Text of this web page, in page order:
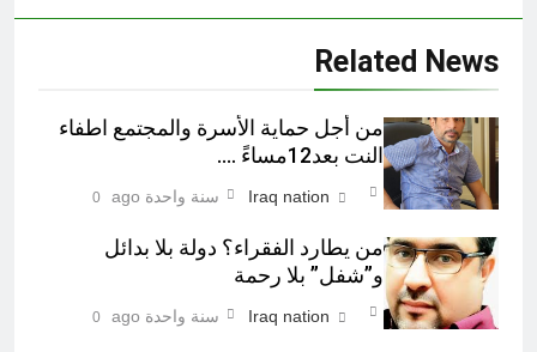
Related News
من أجل حماية الأسرة والمجتمع اطفاء
النت بعد12مساءً ….
Iraq nation سنة واحدة ago 0
من يطارد الفقراء؟ دولة بلا بدائل
و”شفل” بلا رحمة
Iraq nation سنة واحدة ago 0